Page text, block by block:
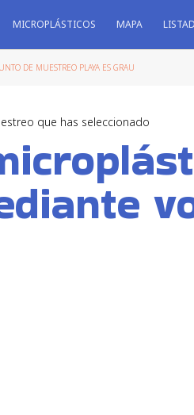
MICROPLÁSTICOS MAPA
DE MUESTREO PLAYA ES GRAU
que has seleccionado